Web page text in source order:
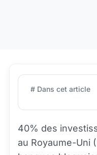
# Dans cet article
40% des
au Royaume-Uni